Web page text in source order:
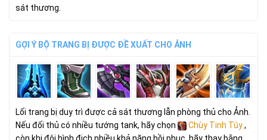
sát thương.
GỢI Ý BỘ TRANG BỊ ĐƯỢC ĐỀ XUẤT CHO ẢNH
Lối trang bị duy trì được cả sát thương lẫn phòng thủ cho Ảnh.
Nếu đối thủ có nhiều tướng tank, hãy chọn
Chùy Tinh Túy,
còn khi đội hình địch nhiều khả năng hồi phục, hãy thay bằng